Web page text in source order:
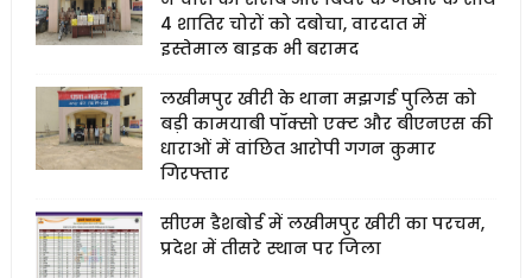
4 शातिर चोरों को दबोचा, वारदात में
इस्तेमाल बाइक भी बरामद
लखीमपुर खीरी के थाना मझगई पुलिस को
बड़ी कामयाबी पॉक्सो एक्ट और बीएनएस की
धाराओं में वांछित आरोपी गगन कुमार
गिरफ्तार
सीएम डैशबोर्ड में लखीमपुर खीरी का परचम,
प्रदेश में तीसरे स्थान पर जिला